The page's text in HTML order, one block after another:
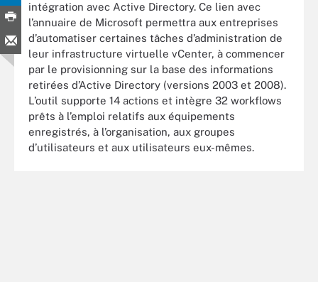
intégration avec Active Directory. Ce lien avec
l’annuaire de Microsoft permettra aux entreprises
d’automatiser certaines tâches d’administration de
leur infrastructure virtuelle vCenter, à commencer
par le provisionning sur la base des informations
retirées d’Active Directory (versions 2003 et 2008).
L’outil supporte 14 actions et intègre 32 workflows
prêts à l’emploi relatifs aux équipements
enregistrés, à l’organisation, aux groupes
d’utilisateurs et aux utilisateurs eux-mêmes.